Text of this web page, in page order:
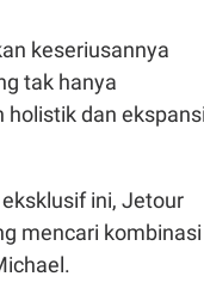
keseriusannya
tak hanya
holistik dan
ini, Jetour
mencari kombinasi